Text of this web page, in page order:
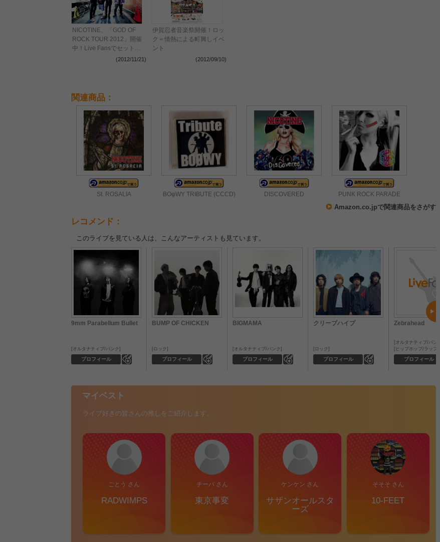
NICOTINE、「GOD OF
ROCK TOUR 2012」開催
中！Live Fansでセットリ
(2012/11/21)
伊賀忍者音楽祭開催！ロッ
ク＝情熱による町興しイベ
ント
(2012/09/10)
関連商品：
St. ROSALIA BOφWY TRIBUTE (CCCD) DISCOVERED PUNK ROCK PARADE
Amazon.co.jpで関連商品をさがす
レコメンド：
このライブを見ている人は、こんなアーティストも見ています。
9mm Parabellum Bullet
プロフィール
オルタナティブ/パンク
BUMP OF CHICKEN
プロフィール
ロック
BIGMAMA
プロフィール
オルタナティブ/パンク
クリープハイプ
プロフィール
ロック
Zebrahead
プロフィール
オルタナティブ/パンク
ヒップホップ/ラップ
マイベスト
ライブ好きの皆さんの推しをご紹介します。
ごとう さん
RADWIMPS
チーバ さん
東京事変
ケンケン さん
サザンオールスタ
ーズ
そそそ さん
10-FEET